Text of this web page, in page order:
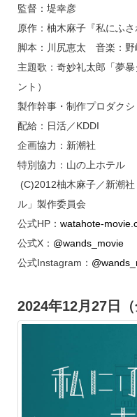
監督：堤幸彦
原作：柚木麻子『私にふ
脚本：川尻恵太 音楽：野
主題歌：奇妙礼太郎「夢
ント）
製作幹事・制作プロダク
配給：日活／KDDI
企画協力：新潮社
特別協力：山の上ホテル
(C)2012柚木麻子／新潮
ル」製作委員会
公式HP： watahote-
公式X： @wands_movie
公式Instagram：
2024年12月27日